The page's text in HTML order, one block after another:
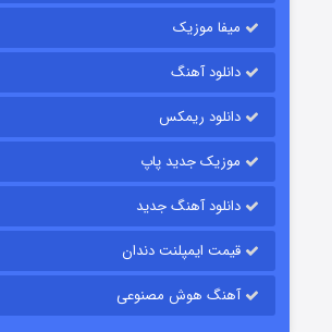
قسمت۱۵ (دوبله) منتشر
میفا موزیک
دانلود آهنگ
دانلود ریمکس
موزیک جدید پاپ
دانلود آهنگ جدید
قیمت ایمپلنت دندان
آهنگ هوش مصنوعی